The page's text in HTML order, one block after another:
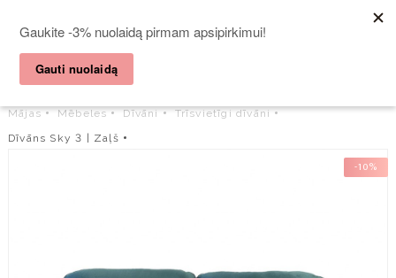
Mājas Mēbeles Dīvāni
Trīsvietīgi dīvāni
Dīvāns Sky 3 | Zaļš
-10%